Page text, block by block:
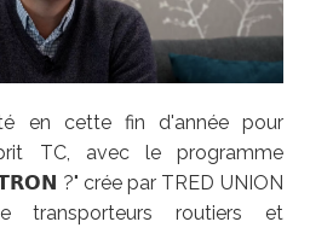
en cette fin d'année pour
TC, avec le programme
?" crée par TRED UNION
transporteurs routiers et